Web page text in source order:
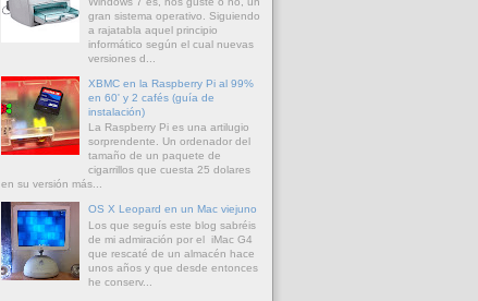
gran sistema operativo. Siguiendo
a rajatabla aquel principio
informático según el cual nuevas
versiones d...
XBMC en la Raspberry Pi al 99%
en 60' y 2 cafés (guía de
instalación)
La Raspberry Pi es una artilugio
sorprendente. Un ordenador del
tamaño de un paquete de
cigarrillos que cuesta 25 dolares
en su versión más...
OS X Leopard en un Mac viejuno
Los que seguís este blog sabréis
de mi admiración por el iMac G4
que rescaté de un almacén hace
unos años y que desde entonces
he conserv...